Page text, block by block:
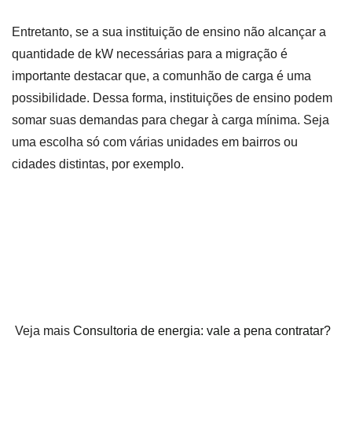
Entretanto, se a sua instituição de ensino não alcançar a
quantidade de kW necessárias para a migração é
importante destacar que, a comunhão de carga é uma
possibilidade. Dessa forma, instituições de ensino podem
somar suas demandas para chegar à carga mínima. Seja
uma escolha só com várias unidades em bairros ou
cidades distintas, por exemplo.
Veja mais Consultoria de energia: vale a pena contratar?